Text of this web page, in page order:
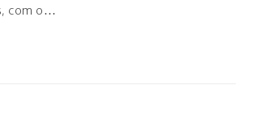
com o…